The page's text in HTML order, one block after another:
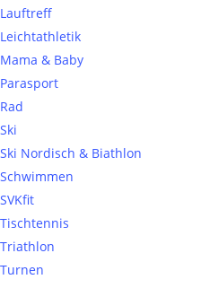
Lauftreff
Leichtathletik
Mama & Baby
Parasport
Rad
Ski
Ski Nordisch & Biathlon
Schwimmen
SVKfit
Tischtennis
Triathlon
Turnen